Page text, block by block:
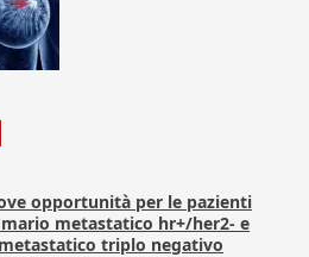
opportunità per le pazienti
metastatico hr+/her2- e
triplo negativo